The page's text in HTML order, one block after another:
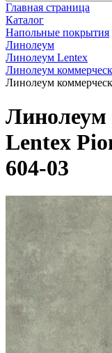
Главная страница
Каталог
Напольные покрытия
Линолеум
Линолеум Lentex
Линолеум
Линолеум
Линолеум
Lentex
604-03